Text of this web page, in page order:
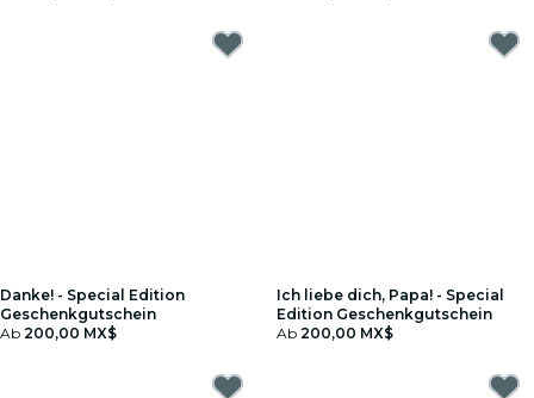
Danke! - Special Edition
Geschenkgutschein
Ab 200,00 MX$
Ich liebe dich, Papa! - Special
Edition Geschenkgutschein
Ab 200,00 MX$